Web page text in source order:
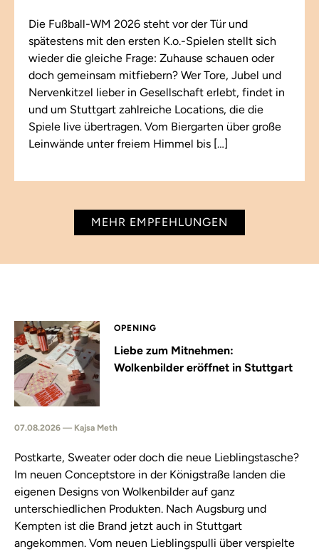
Die Fußball-WM 2026 steht vor der Tür und
spätestens mit den ersten K.o.-Spielen stellt sich
wieder die gleiche Frage: Zuhause schauen oder
doch gemeinsam mitfiebern? Wer Tore, Jubel und
Nervenkitzel lieber in Gesellschaft erlebt, findet in
und um Stuttgart zahlreiche Locations, die die
Spiele live übertragen. Vom Biergarten über große
Leinwände unter freiem Himmel bis […]
MEHR EMPFEHLUNGEN
OPENING
Liebe zum Mitnehmen:
Wolkenbilder eröffnet in Stuttgart
07.08.2026 — Kajsa Meth
Postkarte, Sweater oder doch die neue Lieblingstasche?
Im neuen Conceptstore in der Königstraße landen die
eigenen Designs von Wolkenbilder auf ganz
unterschiedlichen Produkten. Nach Augsburg und
Kempten ist die Brand jetzt auch in Stuttgart
angekommen. Vom neuen Lieblingspulli über verspielte